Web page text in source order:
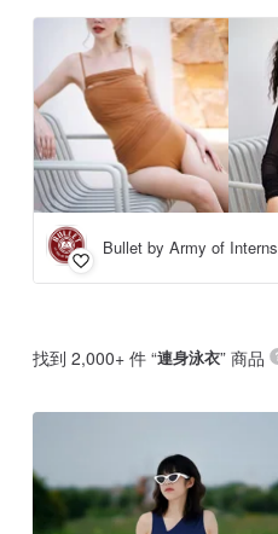
Bullet by Army of Interns
找到 2,000+ 件 “連身泳衣” 商品